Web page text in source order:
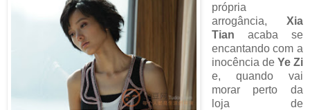
própria
arrogância, Xia
Tian acaba se
encantando com a
inocência de Ye Zi
e, quando vai
morar perto da
loja de